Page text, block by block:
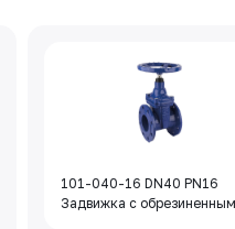
101-040-16 DN40 PN16
Задвижка с обрезиненным